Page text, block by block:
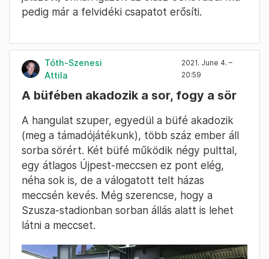
pedig már a felvidéki csapatot erősíti.
Tóth-Szenesi
Attila
2021. June 4. –
20:59
A büfében akadozik a sor, fogy a sör
A hangulat szuper, egyedül a büfé akadozik
(meg a támadójátékunk), több száz ember áll
sorba sörért. Két büfé működik négy pulttal,
egy átlagos Újpest-meccsen ez pont elég,
néha sok is, de a válogatott telt házas
meccsén kevés. Még szerencse, hogy a
Szusza-stadionban sorban állás alatt is lehet
látni a meccset.